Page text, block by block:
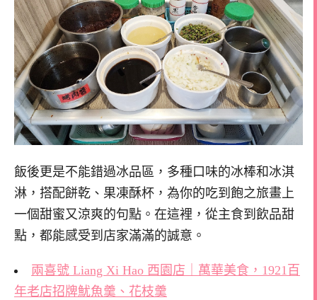
飯後更是不能錯過冰品區，多種口味的冰棒和冰淇
淋，搭配餅乾、果凍酥杯，為你的吃到飽之旅畫上
一個甜蜜又涼爽的句點。在這裡，從主食到飲品甜
點，都能感受到店家滿滿的誠意。
兩喜號 Liang Xi Hao 西園店｜萬華美食，1921百
年老店招牌魷魚羹、花枝羹